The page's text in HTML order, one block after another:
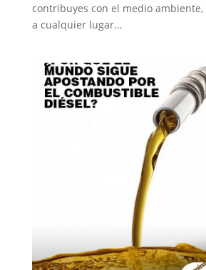
contribuyes con el medio
a cualquier lugar...